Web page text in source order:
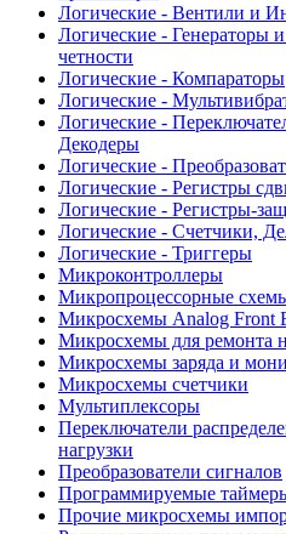
Логические - Вентили и
Логические - Генераторы
четности
Логические - Компараторы
Логические -
Логические -
Декодеры
Логические -
Логические - Регистры
Логические - Регистры-
Логические - Счетчики,
Логические - Триггеры
Микроконтроллеры
Микропроцессорные
Микросхемы Analog Front
Микросхемы для ремонта
Микросхемы заряда и
Микросхемы счетчики
Мультиплексоры
Переключатели
нагрузки
Преобразователи сигналов
Программируемые
Прочие микросхемы